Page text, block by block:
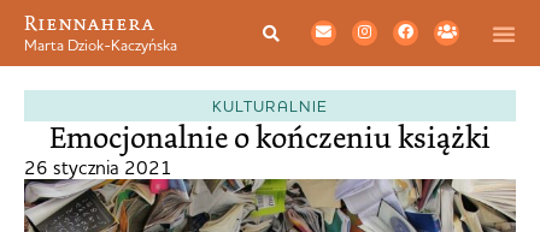
Riennahera
Marta Dziok-Kaczyńska
KULTURALNIE
Emocjonalnie o kończeniu książki
26 stycznia 2021